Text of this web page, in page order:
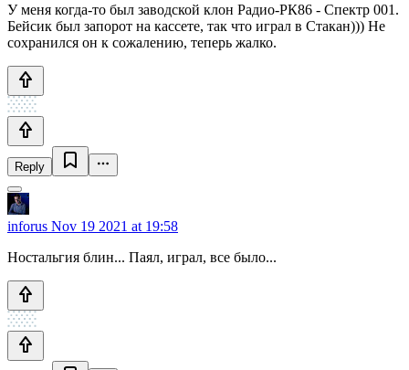
У меня когда-то был заводской клон Радио-РК86 - Спектр 001.
Бейсик был запорот на кассете, так что играл в Стакан))) Не
сохранился он к сожалению, теперь жалко.
Reply
inforus Nov 19 2021 at 19:58
Ностальгия блин... Паял, играл, все было...